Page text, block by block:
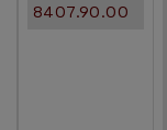
8407.90.00